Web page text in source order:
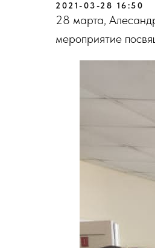
2021-03-28 16:50
28 марта,
мероприятие